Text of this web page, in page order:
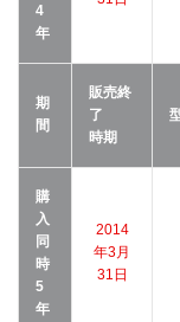
4
年
期
間
販売終
了
時期
購
入
同
時
5
年
2014
年3月
31日